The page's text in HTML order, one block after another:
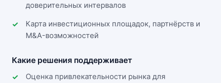
доверительных интервалов
Карта инвестиционных площадок, партнёрств и
M&A-возможностей
Какие решения поддерживает
Оценка привлекательности рынка для